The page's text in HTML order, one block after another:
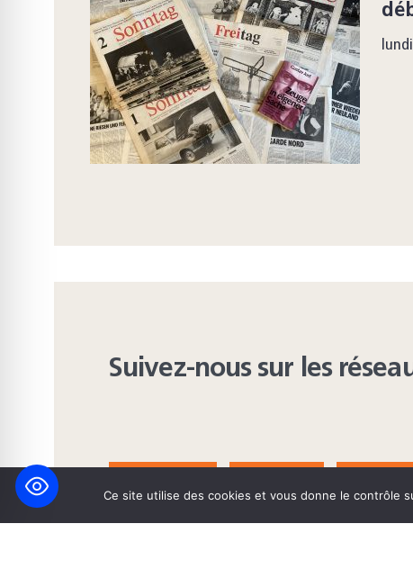
Suivez-nous sur les
Ce site utilise des cookies et vous donne le contrôle